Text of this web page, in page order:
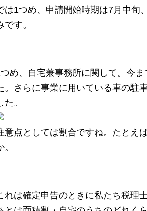
は1つめ、申請開始時期は7月中旬
です。
め、自宅兼事務所に関して。今
。さらに事業に用いている車の駐
た。
意点としては割合ですね。たとえ
。
れは確定申告のときに私たち税理